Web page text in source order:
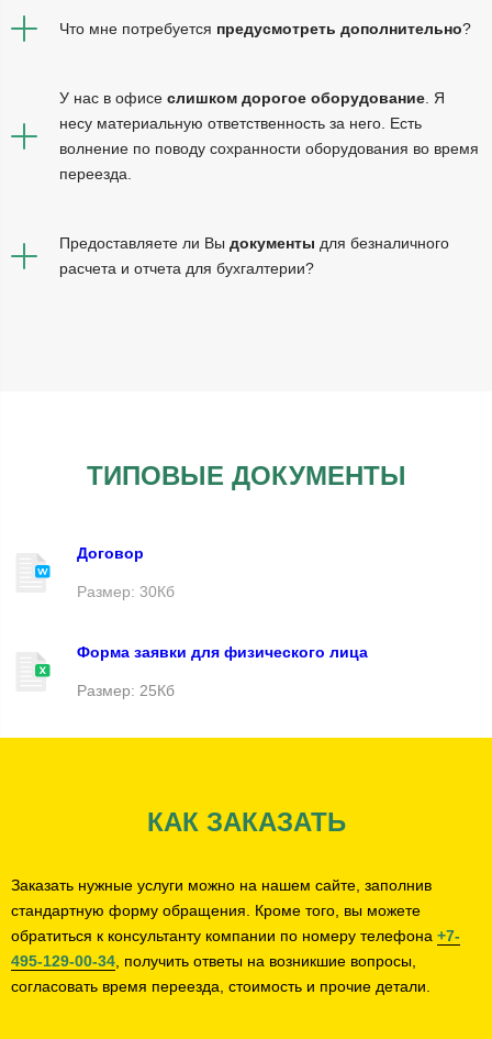
Что мне потребуется предусмотреть дополнительно?
У нас в офисе слишком дорогое оборудование. Я
несу материальную ответственность за него. Есть
волнение по поводу сохранности оборудования во время
переезда.
Предоставляете ли Вы документы для безналичного
расчета и отчета для бухгалтерии?
ТИПОВЫЕ ДОКУМЕНТЫ
Договор
Размер: 30Кб
Форма заявки для физического лица
Размер: 25Кб
КАК ЗАКАЗАТЬ
Заказать нужные услуги можно на нашем сайте, заполнив
стандартную форму обращения. Кроме того, вы можете
обратиться к консультанту компании по номеру телефона +7-
495-129-00-34, получить ответы на возникшие вопросы,
согласовать время переезда, стоимость и прочие детали.